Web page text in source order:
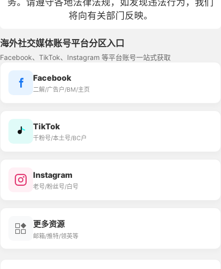
将向有关部门反映。
海外社交媒体账号平台分区入口
Facebook、TikTok、Instagram 等平台账号一站式获取
Facebook
二解/广告户/BM/主页
TikTok
千粉号/本土号/BC户
Instagram
老号/粉丝号/白号
更多资源
邮箱/推特/领英等